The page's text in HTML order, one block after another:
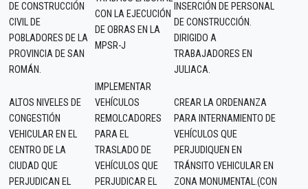
DE CONSTRUCCIÓN
CIVIL DE
POBLADORES DE LA
PROVINCIA DE SAN
ROMÁN.
CON LA EJECUCIÓN
DE OBRAS EN LA
MPSR-J
INSERCIÓN DE PERSONAL
DE CONSTRUCCIÓN.
DIRIGIDO A
TRABAJADORES EN
JULIACA.
ALTOS NIVELES DE
CONGESTIÓN
VEHICULAR EN EL
CENTRO DE LA
CIUDAD QUE
PERJUDICAN EL
IMPLEMENTAR
VEHÍCULOS
REMOLCADORES
PARA EL
TRASLADO DE
VEHÍCULOS QUE
PERJUDICAR EL
CREAR LA ORDENANZA
PARA INTERNAMIENTO DE
VEHÍCULOS QUE
PERJUDIQUEN EN
TRÁNSITO VEHICULAR EN
ZONA MONUMENTAL.(CON